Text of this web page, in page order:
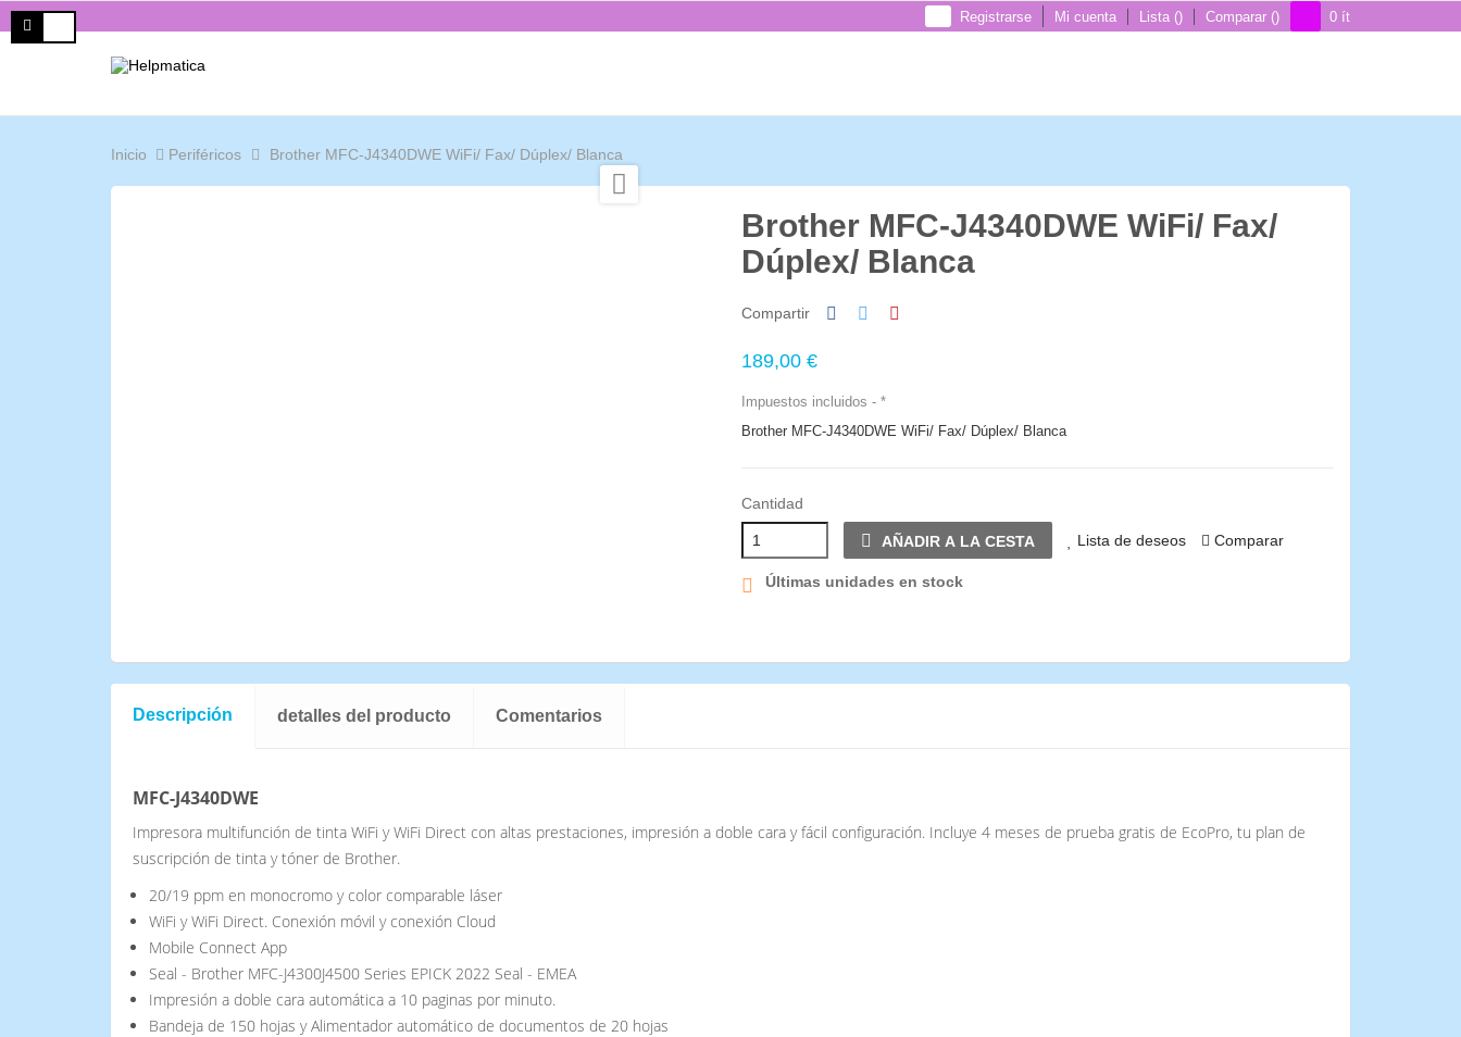
Registrarse Mi cuenta Lista Comparar 0 ít
Inicio Periféricos Brother MFC-J4340DWE WiFi/ Fax/ Dúplex/ Blanca

Brother MFC-J4340DWE WiFi/ Fax/
Dúplex/ Blanca
Compartir
189,00 €
Impuestos incluidos
*
Brother MFC-J4340DWE WiFi/ Fax/ Dúplex/ Blanca
Cantidad
AÑADIR A LA CESTA Lista de deseos Comparar
Últimas unidades en stock
Descripción detalles del producto Comentarios
MFC-J4340DWE
Impresora multifunción de tinta WiFi y WiFi Direct con altas prestaciones, impresión a doble cara y fácil configuración. Incluye 4 meses de prueba gratis de EcoPro, tu plan de
suscripción de tinta y tóner de Brother.
20/19 ppm en monocromo y color comparable láser
WiFi y WiFi Direct. Conexión móvil y conexión Cloud
Mobile Connect App
Seal - Brother MFC-J4300J4500 Series EPICK 2022 Seal - EMEA
Impresión a doble cara automática a 10 paginas por minuto.
Bandeja de 150 hojas y Alimentador automático de documentos de 20 hojas